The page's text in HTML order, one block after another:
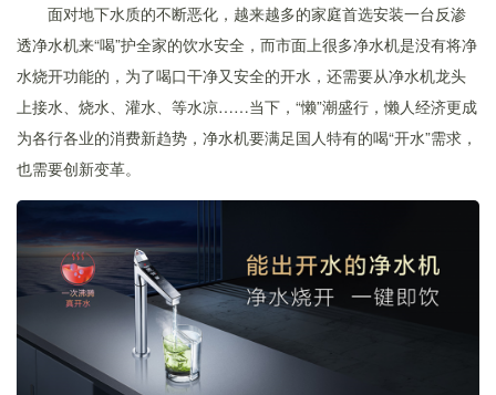
面对地下水质的不断恶化，越来越多的家庭首选安装一台反渗
透净水机来“喝”护全家的饮水安全，而市面上很多净水机是没有将净
水烧开功能的，为了喝口干净又安全的开水，还需要从净水机龙头
上接水、烧水、灌水、等水凉……当下，“懒”潮盛行，懒人经济更成
为各行各业的消费新趋势，净水机要满足国人特有的喝“开水”需求，
也需要创新变革。